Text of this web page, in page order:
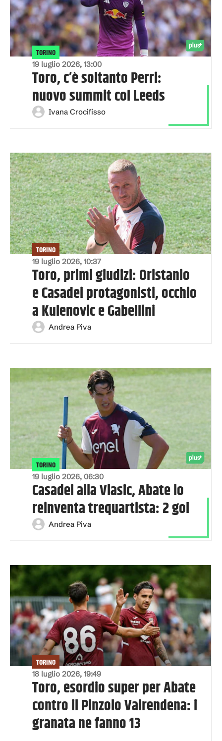
19 luglio 2026, 13:00
TORINO
Toro, c’è soltanto Perri:
nuovo summit col Leeds
Ivana Crocifisso
19 luglio 2026, 10:37
TORINO
Toro, primi giudizi: Oristanio
e Casadei protagonisti, occhio
a Kulenovic e Gabellini
Andrea Piva
19 luglio 2026, 06:30
TORINO
Casadei alla Vlasic, Abate lo
reinventa trequartista: 2 gol
Andrea Piva
18 luglio 2026, 19:49
TORINO
Toro, esordio super per Abate
contro il Pinzolo Valrendena: i
granata ne fanno 13